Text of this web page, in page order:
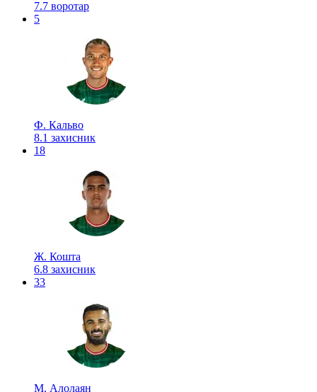
7.7 воротар
5
Ф. Кальво
8.1 захисник
18
Ж. Кошта
6.8 захисник
33
М. Алолаян